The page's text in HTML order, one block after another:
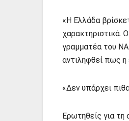
«Η Ελλάδα
χαρακτηριστικά.
γραμματέα του
αντιληφθεί πως η
«Δεν υπάρχει
Ερωτηθείς για